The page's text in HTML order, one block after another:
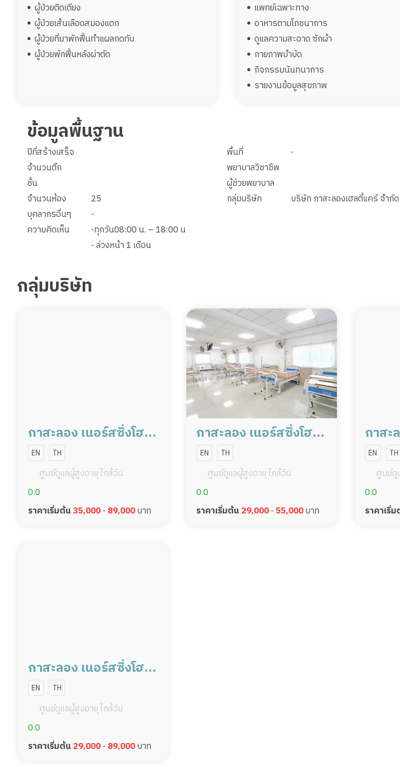
ผู้ป่วยติดเตียง
ผู้ป่วยเส้นเลือดสมองแตก
ผู้ป่วยที่มาพักฟื้นทำแผลกดทับ
ผู้ป่วยพักฟื้นหลังผ่าตัด
แพทย์เฉพาะทาง
อาหารตามโภชนาการ
ดูแลความสะอาด ซักผ้า
กายภาพบำบัด
กิจกรรมนันทนาการ
รายงานข้อมูลสุขภาพ
ข้อมูลพื้นฐาน
ปีที่สร้างเสร็จ พื้นที่
-
จำนวนตึก
พยาบาลวิชาชีพ
ชั้น
ผู้ช่วยพยาบาล
จำนวนห้อง
25 กลุ่มบริษัท
บริษัท กาสะลองเฮลตี้แคร์ จำกัด
บุคลากรอื่นๆ
-
ความคิดเห็น
-ทุกวัน08:00 น. – 18:00 น
- ล่วงหน้า 1 เดือน
กลุ่มบริษัท
กาสะลอง เนอร์สซิ่งโฮม
สาขาเจริญราษฎร์
EN TH
ศูนย์ดูแลผู้สูงอายุ ใกล้ฉัน
0.0
ราคาเริ่มต้น35,000- 89,000บาท
กาสะลอง เนอร์สซิ่งโฮม
สาขา สาธุประดิษฐ์
EN TH
ศูนย์ดูแลผู้สูงอายุ ใกล้ฉัน
0.0
ราคาเริ่มต้น 29,000-55,000บาท
กาสะ
สาขา
นคริ
EN TH
ศูนย์ดู
0.0
ราคาเริ่
กาสะลอง เนอร์สซิ่งโฮม
สาขานครปฐม
EN TH
ศูนย์ดูแลผู้สูงอายุ ใกล้ฉัน
0.0
ราคาเริ่มต้น 29,000- 89,000บาท